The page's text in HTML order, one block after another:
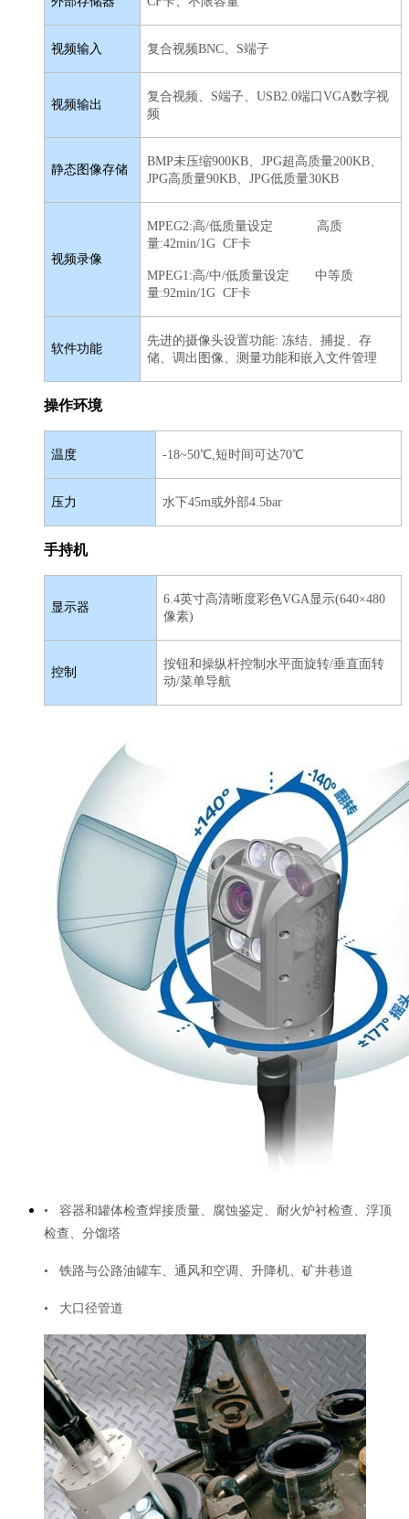
视频输入 复合视频BNC、S端子
视频输出
复合视频、S端子、USB2.0端口VGA数字视
频
静态图像存储
BMP未压缩900KB、JPG超高质量200KB、
JPG高质量90KB、JPG低质量30KB
视频录像
MPEG2:高/低质量设定 高质
量:42min/1G CF卡
MPEG1:高/中/低质量设定 中等质
量:92min/1G CF卡
软件功能
先进的摄像头设置功能: 冻结、捕捉、存
储、调出图像、测量功能和嵌入文件管理
操作环境
温度 -18~50℃,短时间可达70℃
压力 水下45m或外部4.5bar
手持机
显示器
6.4英寸高清晰度彩色VGA显示(640×480
像素)
控制
按钮和操纵杆控制水平面旋转/垂直面转
动/菜单导航
• 容器和罐体检查焊接质量、腐蚀鉴定、耐火炉衬检查、浮顶
检查、分馏塔
• 铁路与公路油罐车、通风和空调、升降机、矿井巷道
• 大口径管道